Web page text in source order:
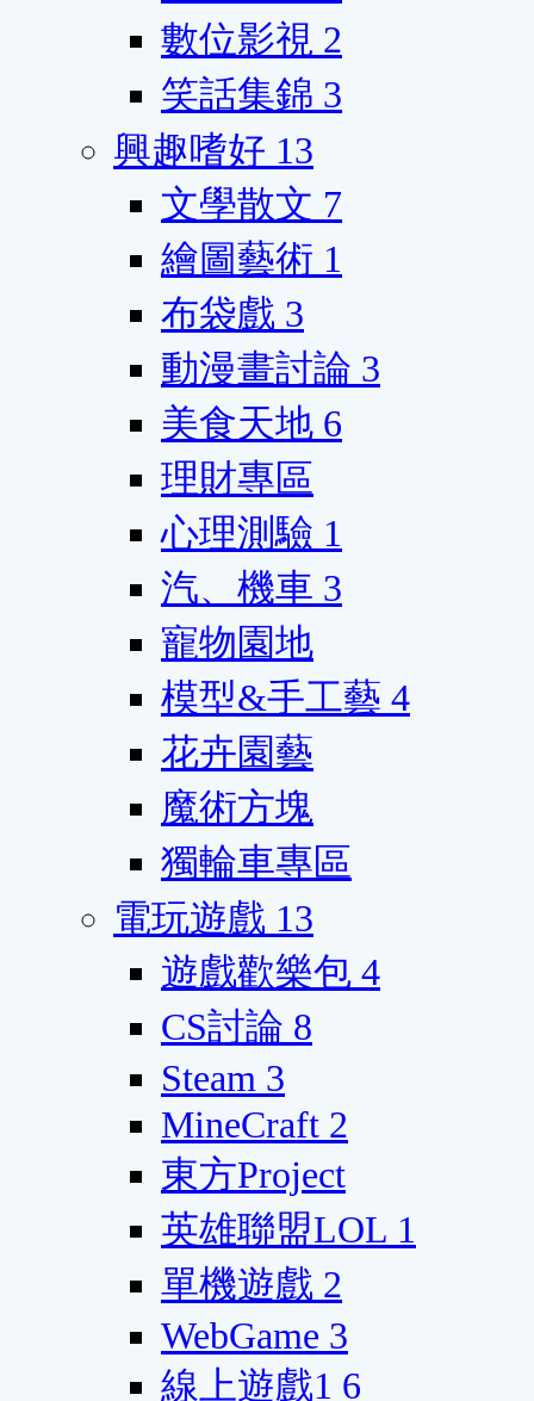
數位影視 2
笑話集錦 3
興趣嗜好 13
文學散文 7
繪圖藝術 1
布袋戲 3
動漫畫討論 3
美食天地 6
理財專區
心理測驗 1
汽、機車 3
寵物園地
模型&手工藝 4
花卉園藝
魔術方塊
獨輪車專區
電玩遊戲 13
遊戲歡樂包 4
CS討論 8
Steam 3
MineCraft 2
東方Project
英雄聯盟LOL 1
單機遊戲 2
WebGame 3
線上遊戲1 6